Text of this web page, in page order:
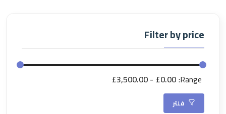
Filter by price
Range:
£0.00
£3,500.00
فلتر